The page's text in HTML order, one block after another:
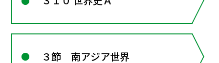
３節 南アジア世界